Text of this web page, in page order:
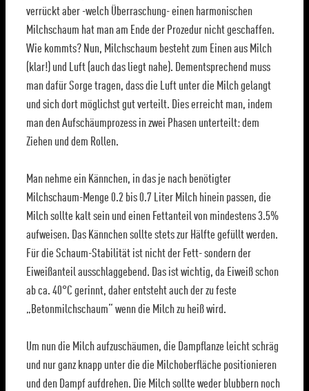
verrückt aber -welch Überraschung- einen harmonischen
Milchschaum hat man am Ende der Prozedur nicht geschaffen.
Wie kommts? Nun, Milchschaum besteht zum Einen aus Milch
(klar!) und Luft (auch das liegt nahe). Dementsprechend muss
man dafür Sorge tragen, dass die Luft unter die Milch gelangt
und sich dort möglichst gut verteilt. Dies erreicht man, indem
man den Aufschäumprozess in zwei Phasen unterteilt: dem
Ziehen und dem Rollen.
Man nehme ein Kännchen, in das je nach benötigter
Milchschaum-Menge 0.2 bis 0.7 Liter Milch hinein passen, die
Milch sollte kalt sein und einen Fettanteil von mindestens 3.5%
aufweisen. Das Kännchen sollte stets zur Hälfte gefüllt werden.
Für die Schaum-Stabilität ist nicht der Fett- sondern der
Eiweißanteil ausschlaggebend. Das ist wichtig, da Eiweiß schon
ab ca. 40°C gerinnt, daher entsteht auch der zu feste
„Betonmilchschaum“ wenn die Milch zu heiß wird.
Um nun die Milch aufzuschäumen, die Dampflanze leicht schräg
und nur ganz knapp unter die die Milchoberfläche positionieren
und den Dampf aufdrehen. Die Milch sollte weder blubbern noch